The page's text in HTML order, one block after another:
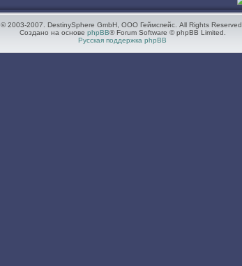
© 2003-2007. DestinySphere GmbH, ООО Геймспейс. All Rights Reserved.
Создано на основе phpBB® Forum Software © phpBB Limited.
Русская поддержка phpBB